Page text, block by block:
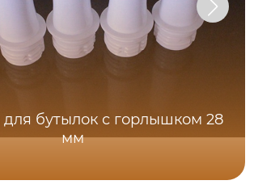
для бутылок с горлышком 28
мм